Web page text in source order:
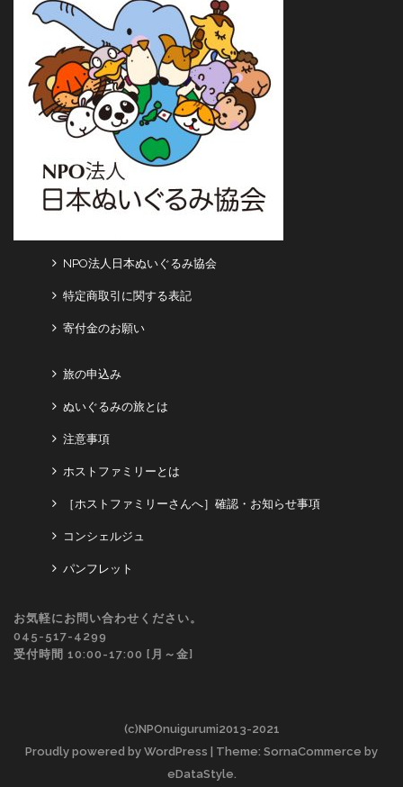
NPO法人日本ぬいぐるみ協会
特定商取引に関する表記
寄付金のお願い
旅の申込み
ぬいぐるみの旅とは
注意事項
ホストファミリーとは
［ホストファミリーさんへ］確認・お知らせ事項
コンシェルジュ
パンフレット
お気軽にお問い合わせください。
045-517-4299
受付時間 10:00-17:00 [月～金]
(c)NPOnuigurumi2013-2021
Proudly powered by WordPress | Theme: SornaCommerce by
eDataStyle.